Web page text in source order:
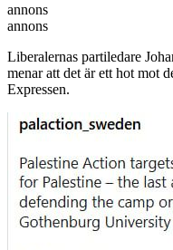
annons
annons
Liberalernas partiledare
menar att det är ett hot mot
Expressen.